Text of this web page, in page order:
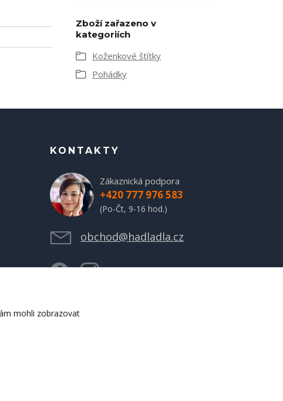
Zboží zařazeno v
kategoriích
Koženkové štítky
Pohádky
KONTAKTY
Zákaznická podpora
+420 777 976 583
(Po-Čt, 9-16 hod.)
obchod@hadladla.cz
mohli zobrazovat